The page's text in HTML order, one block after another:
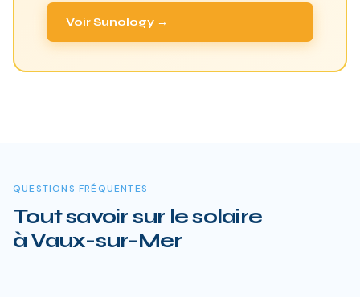
Voir Sunology →
QUESTIONS FRÉQUENTES
Tout savoir sur le solaire
à Vaux-sur-Mer